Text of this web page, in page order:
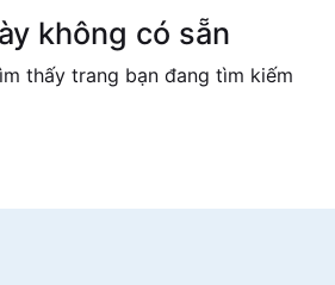
không có sẵn
thấy trang bạn đang tìm kiếm